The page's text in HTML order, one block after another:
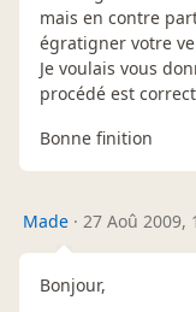
mais en contre
égratigner votre
Je voulais vous
procédé est
Bonne finition
Made · 27 Aoû 2009,
Bonjour,